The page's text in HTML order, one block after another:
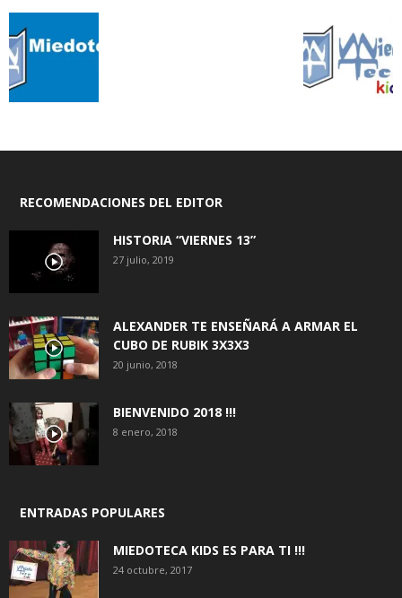
RECOMENDACIONES DEL EDITOR
HISTORIA “VIERNES 13”
27 julio, 2019
ALEXANDER TE ENSEÑARÁ A ARMAR EL
CUBO DE RUBIK 3X3X3
20 junio, 2018
BIENVENIDO 2018 !!!
8 enero, 2018
ENTRADAS POPULARES
MIEDOTECA KIDS ES PARA TI !!!
24 octubre, 2017